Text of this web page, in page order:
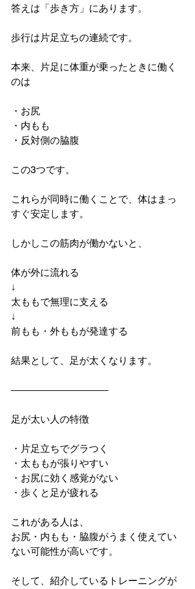
答えは「歩き方」にあります。
歩行は片足立ちの連続です。
本来、片足に体重が乗ったときに働く
のは
・お尻
・内もも
・反対側の脇腹
この3つです。
これらが同時に働くことで、体はまっ
すぐ安定します。
しかしこの筋肉が働かないと、
体が外に流れる
↓
太ももで無理に支える
↓
前もも・外ももが発達する
結果として、足が太くなります。
――――――――――
足が太い人の特徴
・片足立ちでグラつく
・太ももが張りやすい
・お尻に効く感覚がない
・歩くと足が疲れる
これがある人は、
お尻・内もも・脇腹がうまく使えてい
ない可能性が高いです。
そして、紹介しているトレーニングが